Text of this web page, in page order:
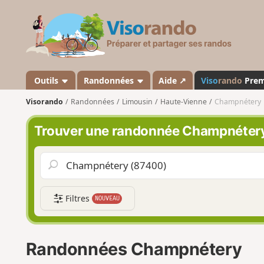
s
a
n
d
o
Outils Randonnées Aide ↗ Visorando
Visorando Randonnées Limousin Haute-Vienne Champnétery
Trouver une randonnée
Filtres NOUVEAU
Randonnées Champnétery